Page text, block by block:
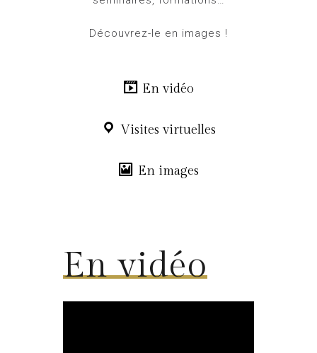
Découvrez-le en images !
En vidéo
Visites virtuelles
En images
En vidéo